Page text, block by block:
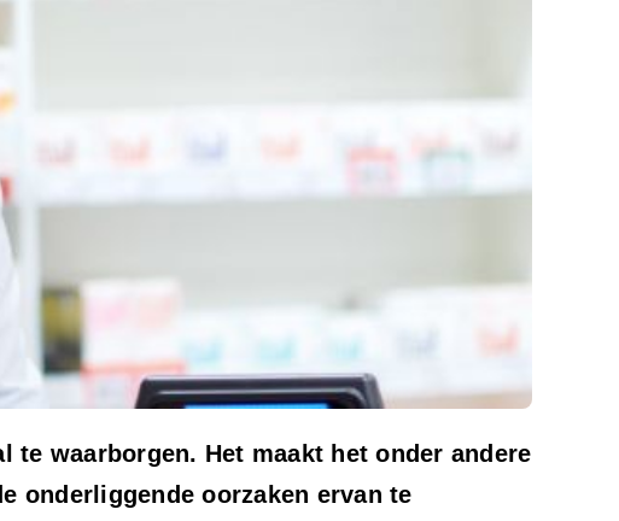
waarborgen. Het maakt het onder andere
onderliggende oorzaken ervan te